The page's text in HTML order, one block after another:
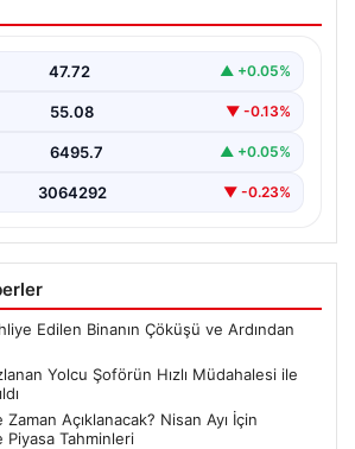
ile Hastaneye
otobüsünde aniden rahatsızlanan 76
47.72 ▲ +0.05%
55.08 ▼ -0.13%
6495.7 ▲ +0.05%
3064292 ▼ -0.23%
Edilen Binanın Çöküşü ve Ardından
Yolcu Şoförün Hızlı Müdahalesi ile
Zaman Açıklanacak? Nisan Ayı İçin
Piyasa Tahminleri